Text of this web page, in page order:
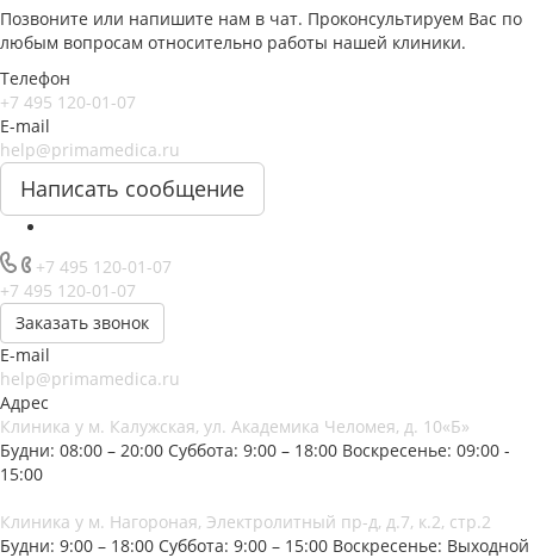
Позвоните или напишите нам в чат. Проконсультируем Вас по
любым вопросам относительно работы нашей клиники.
Телефон
+7 495 120-01-07
E-mail
help@primamedica.ru
Написать сообщение
+7 495 120-01-07
+7 495 120-01-07
Заказать звонок
E-mail
help@primamedica.ru
Адрес
Клиника у м. Калужская, ул. Академика Челомея, д. 10«Б»
Будни: 08:00 – 20:00 Суббота: 9:00 – 18:00 Воскресенье: 09:00 -
15:00
Клиника у м. Нагороная, Электролитный пр-д, д.7, к.2, стр.2
Будни: 9:00 – 18:00 Суббота: 9:00 – 15:00 Воскресенье: Выходной